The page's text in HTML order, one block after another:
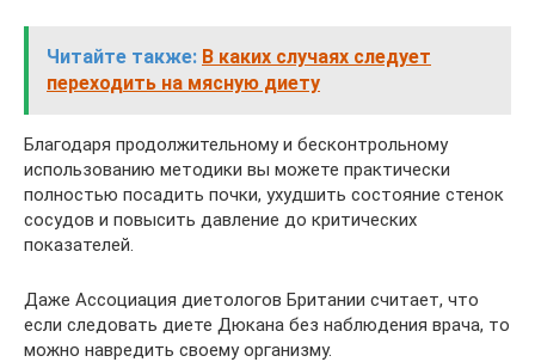
Читайте также: В каких случаях следует
переходить на мясную диету
Благодаря продолжительному и бесконтрольному
использованию методики вы можете практически
полностью посадить почки, ухудшить состояние стенок
сосудов и повысить давление до критических
показателей.
Даже Ассоциация диетологов Британии считает, что
если следовать диете Дюкана без наблюдения врача, то
можно навредить своему организму.